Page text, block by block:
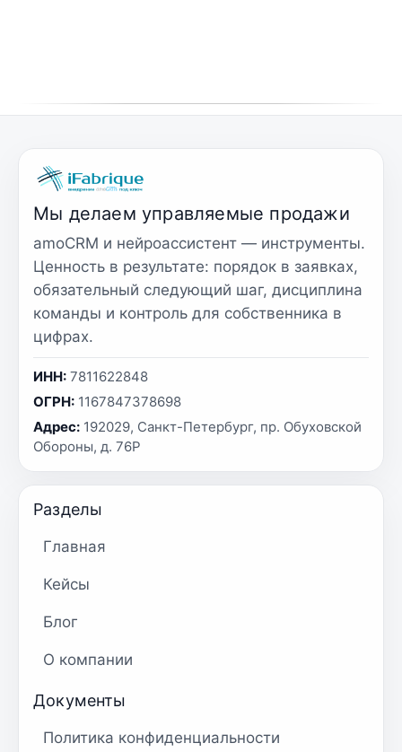
Мы делаем управляемые продажи
amoCRM и нейроассистент — инструменты.
Ценность в результате: порядок в заявках,
обязательный следующий шаг, дисциплина
команды и контроль для собственника в
цифрах.
ИНН: 7811622848
ОГРН: 1167847378698
Адрес: 192029, Санкт-Петербург, пр. Обуховской
Обороны, д. 76Р
Разделы
Главная
Кейсы
Блог
О компании
Документы
Политика конфиденциальности